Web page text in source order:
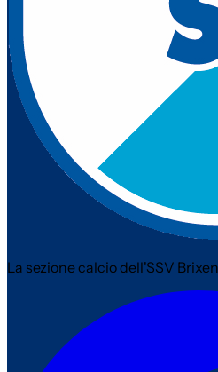
La sezione calcio dell'SSV